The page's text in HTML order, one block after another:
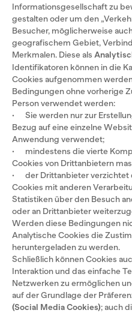
Informationsgesellschaft zu
gestalten oder um den
Besucher, möglicherweise
geografischem Gebiet,
Merkmalen. Diese als
Identifikatoren können in die
Cookies aufgenommen
Bedingungen ohne vorherige
Person verwendet werden:
· Sie werden nur zur
Bezug auf eine einzelne
Anwendung verwendet;
· mindestens die vierte
Cookies von Drittanbietern
· der Drittanbieter verzichtet
Cookies mit anderen
Statistiken über den Besuch
oder an Drittanbieter
Werden diese Bedingungen
Analytische Cookies die
heruntergeladen zu werden.
Schließlich können Cookies
Interaktion und das einfache
Netzwerken zu ermöglichen
auf der Grundlage der
(Social Media Cookies); auch